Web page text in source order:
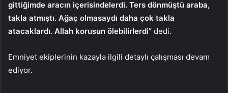
gittiğimde aracın içerisindelerdi. Ters dönmüştü araba,
takla atmıştı. Ağaç olmasaydı daha çok takla
atacaklardı. Allah korusun ölebilirlerdi” dedi.
Emniyet ekiplerinin kazayla ilgili detaylı çalışması devam
ediyor.